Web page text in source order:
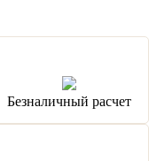
Безналичный расчет